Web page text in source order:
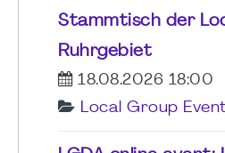
Stammtisch der
Ruhrgebiet
18.08.2026 18:00
Local Group